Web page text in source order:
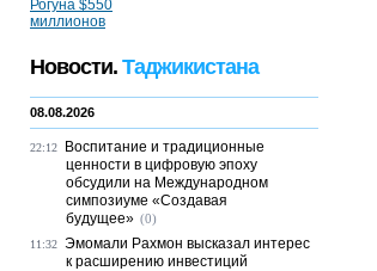
Новости. Таджикистана
08.08.2026
22:12
Воспитание и традиционные
ценности в цифровую эпоху
обсудили на Международном
симпозиуме «Создавая
будущее» (0)
11:32 Эмомали Рахмон высказал интерес
к расширению инвестиций